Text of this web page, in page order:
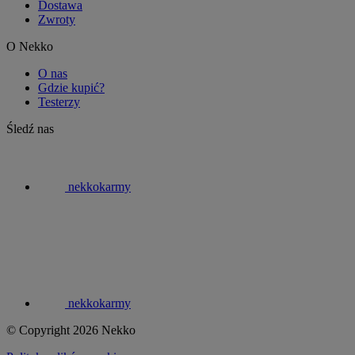
Dostawa
Zwroty
O Nekko
O nas
Gdzie kupić?
Testerzy
Śledź nas
nekkokarmy
nekkokarmy
© Copyright 2026 Nekko